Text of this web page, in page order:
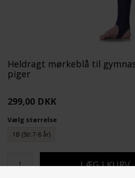
Heldragt mørkeblå til
piger
299,00 DKK
Vælg størrelse
1B (Str.7-8 år)